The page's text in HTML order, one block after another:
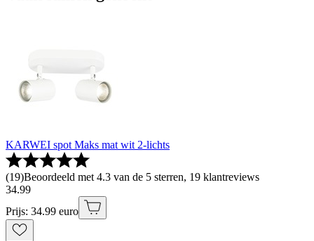
KARWEI spot Maks mat wit 2-lichts
(19)Beoordeeld met 4.3 van de 5 sterren, 19 klantreviews
34.99
Prijs: 34.99 euro